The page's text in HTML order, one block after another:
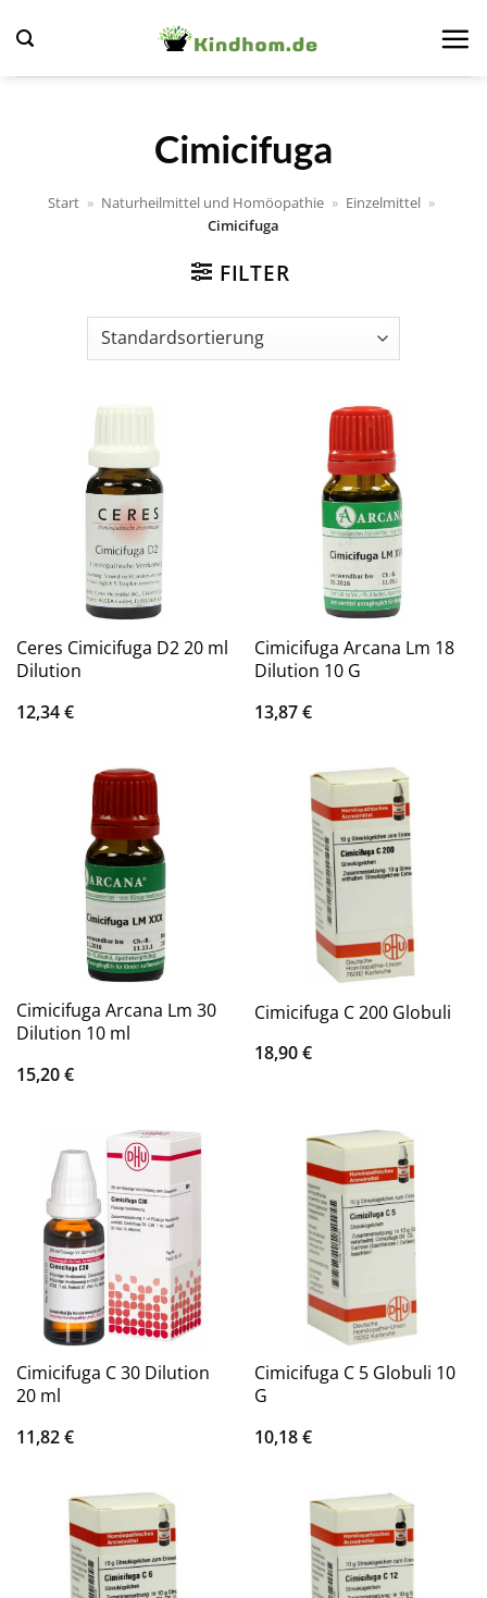
Inhalt
springen
Cimicifuga
Start » Naturheilmittel und Homöopathie » Einzelmittel »
Cimicifuga
FILTER
Ceres Cimicifuga D2 20 ml
Dilution
12,34€
Cimicifuga Arcana Lm 18
Dilution 10 G
13,87€
Cimicifuga Arcana Lm 30
Dilution 10 ml
15,20€
Cimicifuga C 200 Globuli
18,90€
Cimicifuga C 30 Dilution
20 ml
11,82€
Cimicifuga C 5 Globuli 10
G
10,18€